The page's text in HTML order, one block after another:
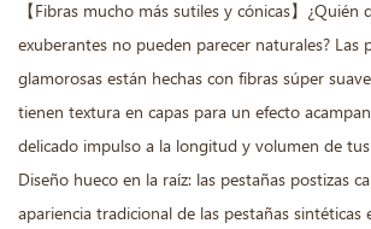
【Fibras mucho más sutiles y cónicas】¿Quién
exuberantes no pueden parecer naturales? Las
glamorosas están hechas con fibras súper
tienen textura en capas para un efecto
delicado impulso a la longitud y volumen de
Diseño hueco en la raíz: las pestañas postizas
apariencia tradicional de las pestañas sintéticas